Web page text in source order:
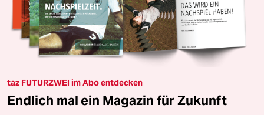
taz FUTURZWEI im Abo entdecken
Endlich mal ein Magazin für Zukunft